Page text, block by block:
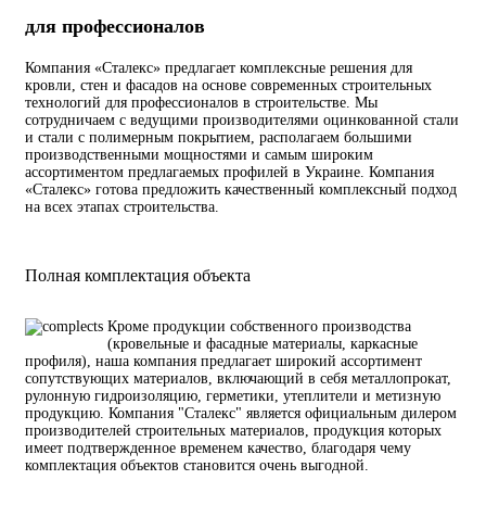
для професcионалов
Компания «Сталекс» предлагает комплексные решения для
кровли, стен и фасадов на основе современных строительных
технологий для профессионалов в строительстве. Мы
сотрудничаем с ведущими производителями оцинкованной стали
и стали с полимерным покрытием, располагаем большими
производственными мощностями и самым широким
ассортиментом предлагаемых профилей в Украине. Компания
«Сталекс» готова предложить качественный комплексный подход
на всех этапах строительства.
Полная комплектация объекта
Кроме продукции собственного производства
(кровельные и фасадные материалы, каркасные
профиля), наша компания предлагает широкий ассортимент
сопутствующих материалов, включающий в себя металлопрокат,
рулонную гидроизоляцию, герметики, утеплители и метизную
продукцию. Компания "Сталекс" является официальным дилером
производителей строительных материалов, продукция которых
имеет подтвержденное временем качество, благодаря чему
комплектация объектов становится очень выгодной.